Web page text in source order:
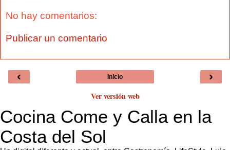
No hay comentarios:
Publicar un comentario
‹ ›
Inicio
Ver versión web
Cocina Come y Calla en la
Costa del Sol